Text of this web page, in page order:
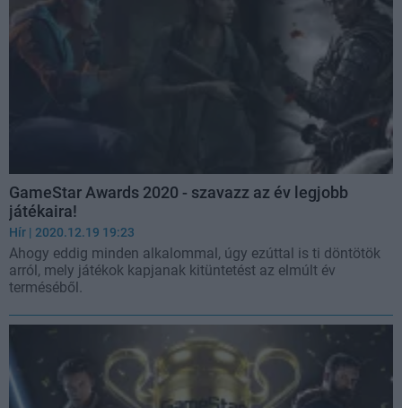
GameStar Awards 2020 - szavazz az év legjobb
játékaira!
Hír | 2020.12.19 19:23
Ahogy eddig minden alkalommal, úgy ezúttal is ti döntötök
arról, mely játékok kapjanak kitüntetést az elmúlt év
terméséből.